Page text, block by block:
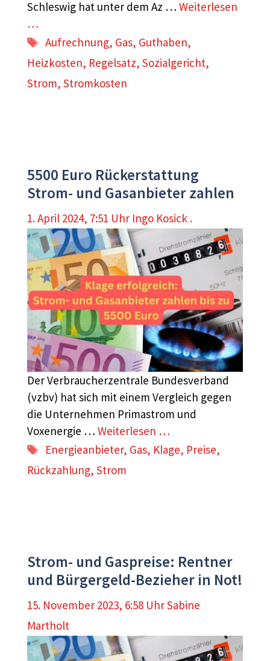
Schleswig hat unter dem Az … Weiterlesen
…
Schlagwörter
Aufrechnung, Gas, Guthaben,
Heizkosten, Regelsatz, Sozialgericht,
Strom, Stromkosten
5500 Euro Rückerstattung
Strom- und Gasanbieter zahlen
1. April 2024, 7:51 Uhr Ingo Kosick .
Der Verbraucherzentrale Bundesverband
(vzbv) hat sich mit einem Vergleich gegen
die Unternehmen Primastrom und
Voxenergie … Weiterlesen …
Schlagwörter
Energieanbieter, Gas, Klage, Preise,
Rückzahlung, Strom
Strom- und Gaspreise: Rentner
und Bürgergeld-Bezieher in Not!
15. November 2023, 6:58 UhrSabine
Martholt